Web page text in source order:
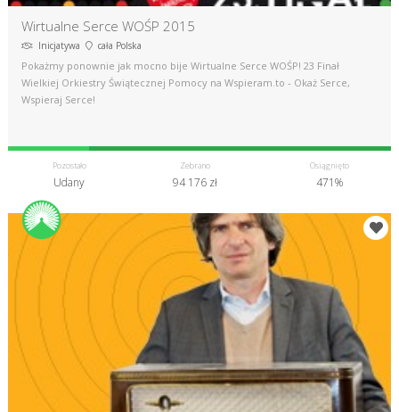
Wirtualne Serce WOŚP 2015
Inicjatywa cała Polska
Pokażmy ponownie jak mocno bije Wirtualne Serce WOŚP! 23 Finał
Wielkiej Orkiestry Świątecznej Pomocy na Wspieram.to - Okaż Serce,
Wspieraj Serce!
Pozostało
Udany
Zebrano
94 176 zł
Osiągnięto
471%